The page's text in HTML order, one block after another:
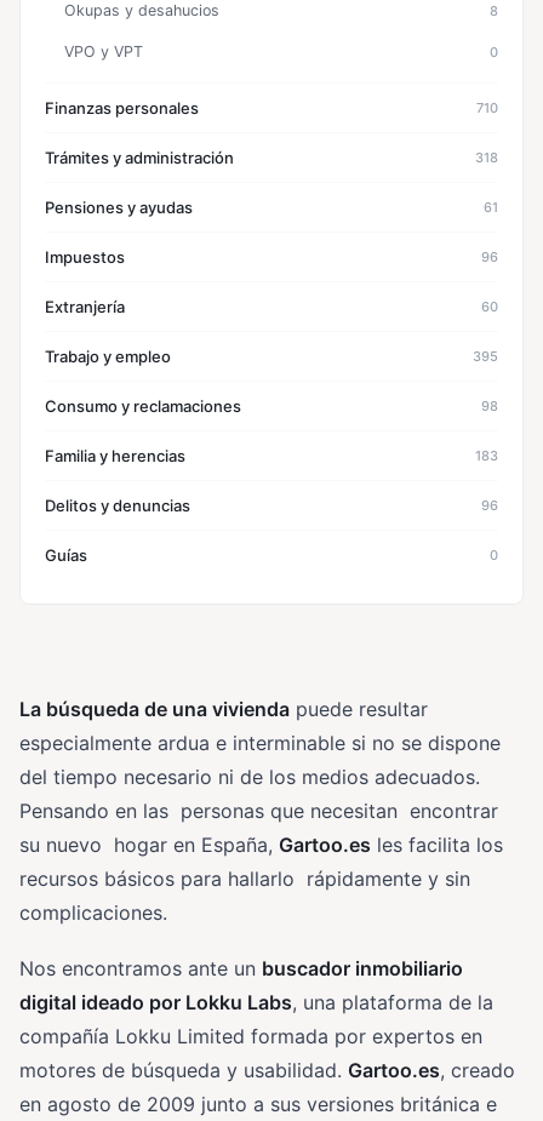
Okupas y desahucios 8
VPO y VPT 0
Finanzas personales 710
Trámites y administración 318
Pensiones y ayudas 61
Impuestos 96
Extranjería 60
Trabajo y empleo 395
Consumo y reclamaciones 98
Familia y herencias 183
Delitos y denuncias 96
Guías 0
La búsqueda de una vivienda puede resultar
especialmente ardua e interminable si no se dispone
del tiempo necesario ni de los medios adecuados.
Pensando en las personas que necesitan encontrar
su nuevo hogar en España, Gartoo.es les facilita los
recursos básicos para hallarlo rápidamente y sin
complicaciones.
Nos encontramos ante un buscador inmobiliario
digital ideado por Lokku Labs, una plataforma de la
compañía Lokku Limited formada por expertos en
motores de búsqueda y usabilidad. Gartoo.es, creado
en agosto de 2009 junto a sus versiones británica e